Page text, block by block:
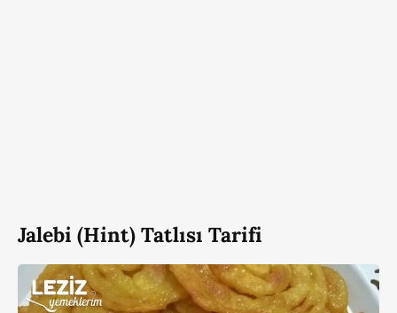
Jalebi (Hint) Tatlısı Tarifi